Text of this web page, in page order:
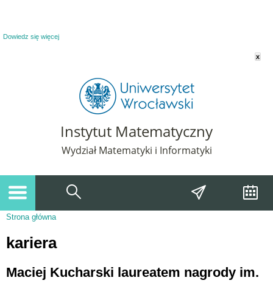
Dowiedz się więcej
x
Instytut Matematyczny
Wydział Matematyki i Informatyki
Strona główna
kariera
Maciej Kucharski laureatem nagrody im.